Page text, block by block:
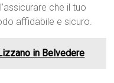
che il tuo
affidabile e sicuro.
in Belvedere